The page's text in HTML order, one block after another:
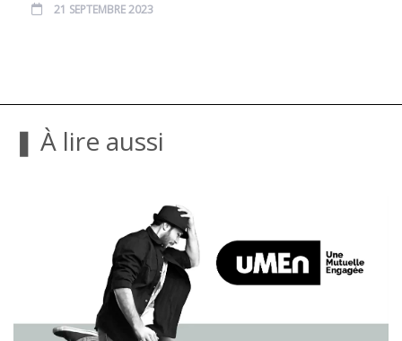
21 SEPTEMBRE 2023
❚ À lire aussi